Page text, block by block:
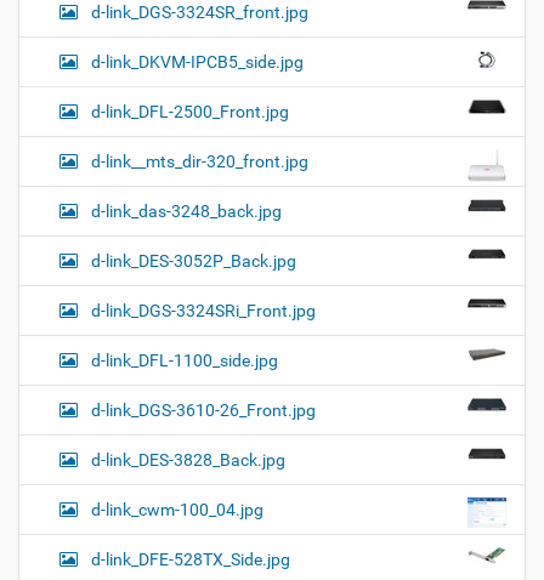
d-link_DGS-3324SR_front.jpg
d-link_DKVM-IPCB5_side.jpg
d-link_DFL-2500_Front.jpg
d-link__mts_dir-320_front.jpg
d-link_das-3248_back.jpg
d-link_DES-3052P_Back.jpg
d-link_DGS-3324SRi_Front.jpg
d-link_DFL-1100_side.jpg
d-link_DGS-3610-26_Front.jpg
d-link_DES-3828_Back.jpg
d-link_cwm-100_04.jpg
d-link_DFE-528TX_Side.jpg